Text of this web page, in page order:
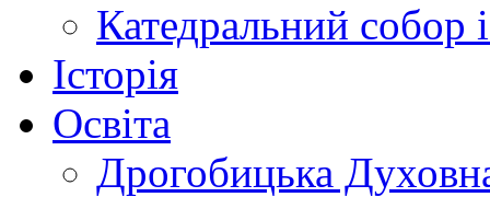
Катедральний собор
Історія
Освіта
Дрогобицька